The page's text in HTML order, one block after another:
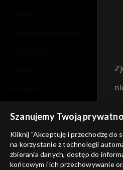
informacje o dostawcy usług
Szanujemy Twoją
Kliknij "Akceptuję i przechodzę do
na korzystanie z technologii
zbierania danych, dostęp do
końcowym i ich przechowywanie